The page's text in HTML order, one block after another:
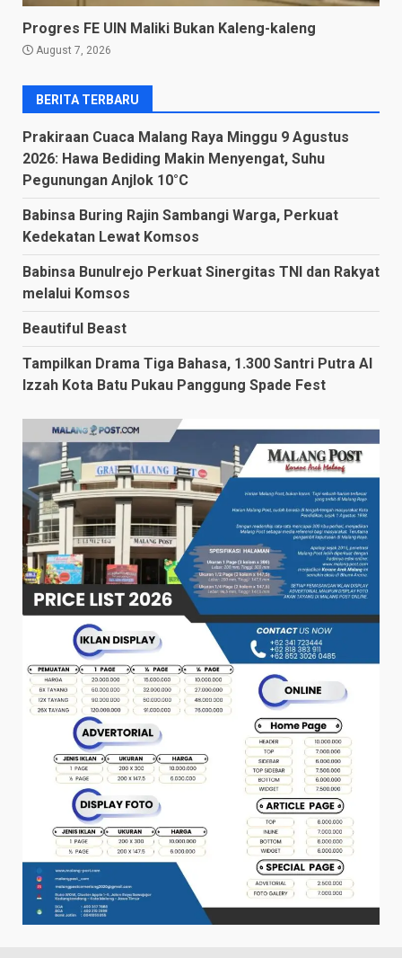
Progres FE UIN Maliki Bukan Kaleng-kaleng
August 7, 2026
BERITA TERBARU
Prakiraan Cuaca Malang Raya Minggu 9 Agustus
2026: Hawa Bediding Makin Menyengat, Suhu
Pegunungan Anjlok 10°C
Babinsa Buring Rajin Sambangi Warga, Perkuat
Kedekatan Lewat Komsos
Babinsa Bunulrejo Perkuat Sinergitas TNI dan Rakyat
melalui Komsos
Beautiful Beast
Tampilkan Drama Tiga Bahasa, 1.300 Santri Putra Al
Izzah Kota Batu Pukau Panggung Spade Fest